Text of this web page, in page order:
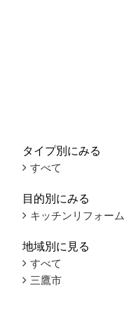
タイプ別にみる
すべて
目的別にみる
キッチンリフォーム
地域別に見る
すべて
三鷹市